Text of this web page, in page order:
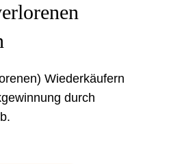
Wiederkäufern
durch